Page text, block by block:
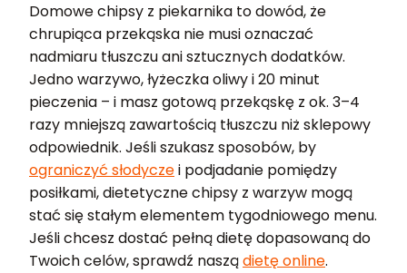
Domowe chipsy z piekarnika to dowód, że
chrupiąca przekąska nie musi oznaczać
nadmiaru tłuszczu ani sztucznych dodatków.
Jedno warzywo, łyżeczka oliwy i 20 minut
pieczenia – i masz gotową przekąskę z ok. 3–4
razy mniejszą zawartością tłuszczu niż sklepowy
odpowiednik. Jeśli szukasz sposobów, by
ograniczyć słodyczei podjadanie pomiędzy
posiłkami, dietetyczne chipsy z warzyw mogą
stać się stałym elementem tygodniowego menu.
Jeśli chcesz dostać pełną dietę dopasowaną do
Twoich celów, sprawdź nasządietę online.